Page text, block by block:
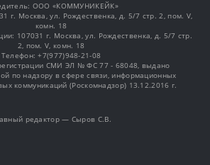
OOO «КОММУНИКЕЙК»
г. Москва, ул. Рождественка, д. 5/7 стр. 2, пом. V,
комн. 18
107031 г. Москва, ул. Рождественка, д. 5/7 стр.
2, пом. V, комн. 18
Телефон: +7(977)948-21-08
СМИ ЭЛ № ФС 77 - 68048, выдано
по надзору в сфере связи, информационных
коммуникаций (Роскомнадзор) 13.12.2016 г.
редактор — Сыров С.В.